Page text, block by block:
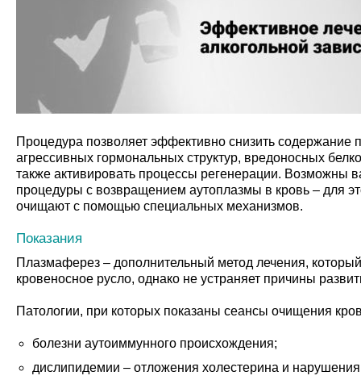
Процедура позволяет эффективно снизить содержание
агрессивных гормональных структур, вредоносных
также активировать процессы регенерации. Возможны
процедуры с возвращением аутоплазмы в кровь – для
очищают с помощью специальных механизмов.
Показания
Плазмаферез – дополнительный метод лечения, который
кровеносное русло, однако не устраняет причины
Патологии, при которых показаны сеансы очищения
болезни аутоиммунного происхождения;
дислипидемии – отложения холестерина и